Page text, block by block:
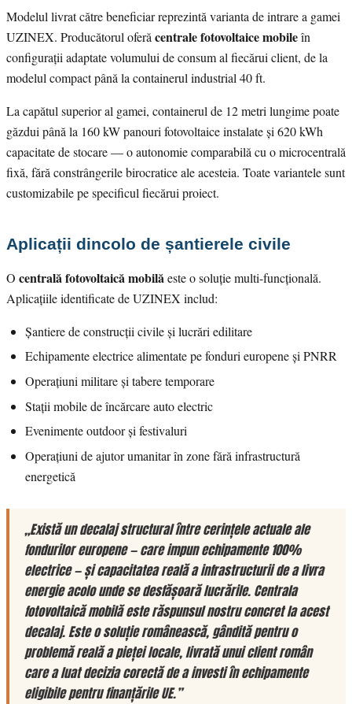
Modelul livrat către beneficiar reprezintă varianta de intrare a gamei
UZINEX. Producătorul oferă centrale fotovoltaice mobileîn
configurații adaptate volumului de consum al fiecărui client, de la
modelul compact până la containerul industrial 40 ft.
La capătul superior al gamei, containerul de 12 metri lungime poate
găzdui până la 160 kW panouri fotovoltaice instalate și 620 kWh
capacitate de stocare — o autonomie comparabilă cu o microcentrală
fixă, fără constrângerile birocratice ale acesteia. Toate variantele sunt
customizabile pe specificul fiecărui proiect.
Aplicații dincolo de șantierele civile
O centrală fotovoltaică mobilăeste o soluție multi-funcțională.
Aplicațiile identificate de UZINEX includ:
Șantiere de construcții civile și lucrări edilitare
Echipamente electrice alimentate pe fonduri europene și PNRR
Operațiuni militare și tabere temporare
Stații mobile de încărcare auto electric
Evenimente outdoor și festivaluri
Operațiuni de ajutor umanitar în zone fără infrastructură
energetică
„Există un decalaj structural între cerințele actuale ale
fondurilor europene — care impun echipamente 100%
electrice — și capacitatea reală a infrastructurii de a livra
energie acolo unde se desfășoară lucrările. Centrala
fotovoltaică mobilă este răspunsul nostru concret la acest
decalaj. Este o soluție românească, gândită pentru o
problemă reală a pieței locale, livrată unui client român
care a luat decizia corectă de a investi în echipamente
eligibile pentru finanțările UE.”